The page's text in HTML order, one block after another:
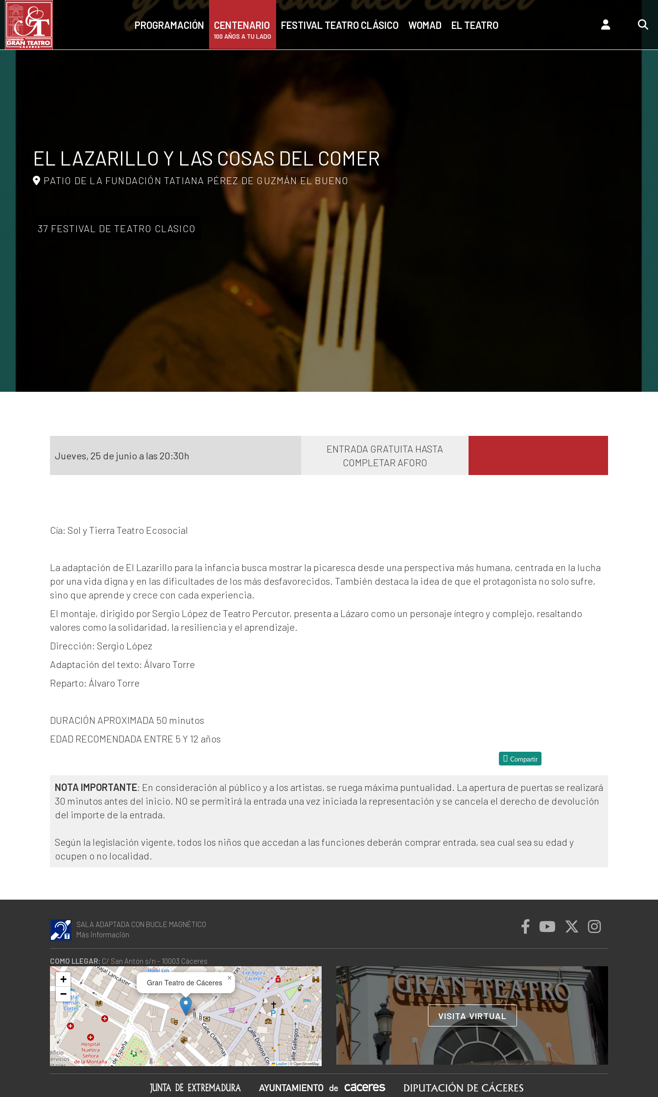
PROGRAMACIÓN CENTENARIO
100 AÑOS A TU LADO
FESTIVAL TEATRO CLÁSICO WOMAD EL TEATRO
EL LAZARILLO Y LAS COSAS DEL COMER
PATIO DE LA FUNDACIÓN TATIANA PÉREZ DE GUZMÁN EL BUENO
37 FESTIVAL DE TEATRO CLASICO
Jueves, 25 de junio a las 20:30h
ENTRADA GRATUITA HASTA
COMPLETAR AFORO
Cía: Sol y Tierra Teatro Ecosocial
La adaptación de El Lazarillo para la infancia busca mostrar la picaresca desde una perspectiva más humana, centrada en la lucha
por una vida digna y en las dificultades de los más desfavorecidos. También destaca la idea de que el protagonista no solo sufre,
sino que aprende y crece con cada experiencia.
El montaje, dirigido por Sergio López de Teatro Percutor, presenta a Lázaro como un personaje íntegro y complejo, resaltando
valores como la solidaridad, la resiliencia y el aprendizaje.
Dirección: Sergio López
Adaptación del texto: Álvaro Torre
Reparto: Álvaro Torre
DURACIÓN APROXIMADA 50 minutos
EDAD RECOMENDADA ENTRE 5 Y 12 años
Compartir
NOTA IMPORTANTE: En consideración al público y a los artistas, se ruega máxima puntualidad. La apertura de puertas se realizará
30 minutos antes del inicio. NO se permitirá la entrada una vez iniciada la representación y se cancela el derecho de devolución
del importe de la entrada.
Según la legislación vigente, todos los niños que accedan a las funciones deberán comprar entrada, sea cual sea su edad y
ocupen o no localidad.
SALA ADAPTADA CON BUCLE MAGNÉTICO
Más información
COMO LLEGAR: C/ San Antón s/n - 10003 Cáceres
Gran Teatro de Cáceres ×
+
−
Leaflet|© OpenStreetMap
VISITA VIRTUAL